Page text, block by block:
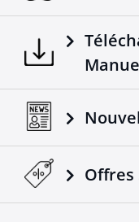
Offres